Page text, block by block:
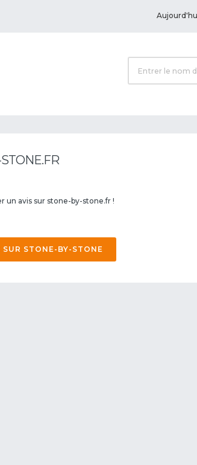
un avis sur stone-by-stone.fr !
STONE-BY-STONE